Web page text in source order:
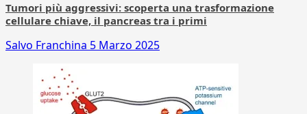
Tumori più aggressivi: scoperta una trasformazione
cellulare chiave, il pancreas tra i primi
Salvo Franchina 5 Marzo 2025